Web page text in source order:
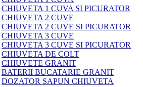
CHIUVETA 1 CUVA SI PICURATOR
CHIUVETA 2 CUVE
CHIUVETA 2 CUVE SI PICURATOR
CHIUVETA 3 CUVE
CHIUVETA 3 CUVE SI PICURATOR
CHIUVETA DE COLT
CHIUVETE GRANIT
BATERII BUCATARIE GRANIT
DOZATOR SAPUN CHIUVETA